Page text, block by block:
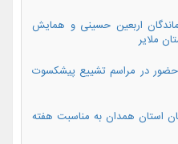
اربعین حسینی و همایش
ملایر
در مراسم تشییع پیشکسوت
استان همدان به مناسبت هفته